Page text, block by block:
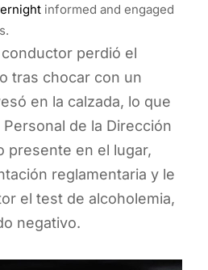
informed and engaged
perdió el
tras chocar con un
en la calzada, lo que
de la Dirección
presente en el lugar,
reglamentaria y le
el test de alcoholemia,
negativo.